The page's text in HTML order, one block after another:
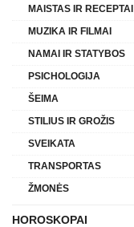
MAISTAS IR RECEPTAI
MUZIKA IR FILMAI
NAMAI IR STATYBOS
PSICHOLOGIJA
ŠEIMA
STILIUS IR GROŽIS
SVEIKATA
TRANSPORTAS
ŽMONĖS
HOROSKOPAI